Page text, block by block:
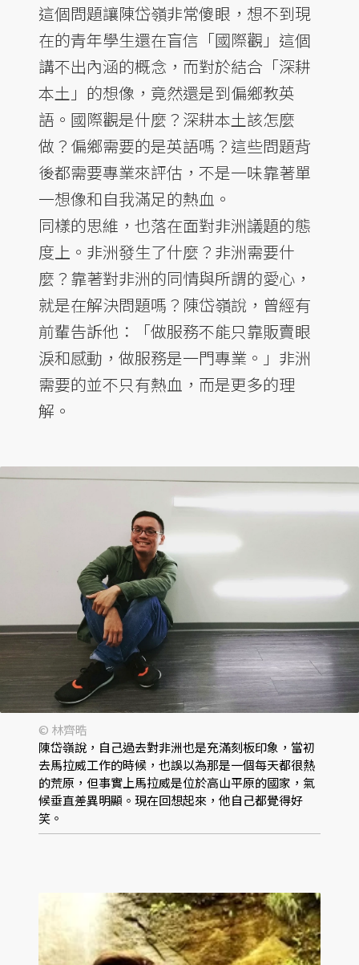
這個問題讓陳岱嶺非常傻眼，想不到現
在的青年學生還在盲信「國際觀」這個
講不出內涵的概念，而對於結合「深耕
本土」的想像，竟然還是到偏鄉教英
語。國際觀是什麼？深耕本土該怎麼
做？偏鄉需要的是英語嗎？這些問題背
後都需要專業來評估，不是一味靠著單
一想像和自我滿足的熱血。
同樣的思維，也落在面對非洲議題的態
度上。非洲發生了什麼？非洲需要什
麼？靠著對非洲的同情與所謂的愛心，
就是在解決問題嗎？陳岱嶺說，曾經有
前輩告訴他：「做服務不能只靠販賣眼
淚和感動，做服務是一門專業。」非洲
需要的並不只有熱血，而是更多的理
解。
© 林齊晧
陳岱嶺說，自己過去對非洲也是充滿刻板印象，當初
去馬拉威工作的時候，也誤以為那是一個每天都很熱
的荒原，但事實上馬拉威是位於高山平原的國家，氣
候垂直差異明顯。現在回想起來，他自己都覺得好
笑。